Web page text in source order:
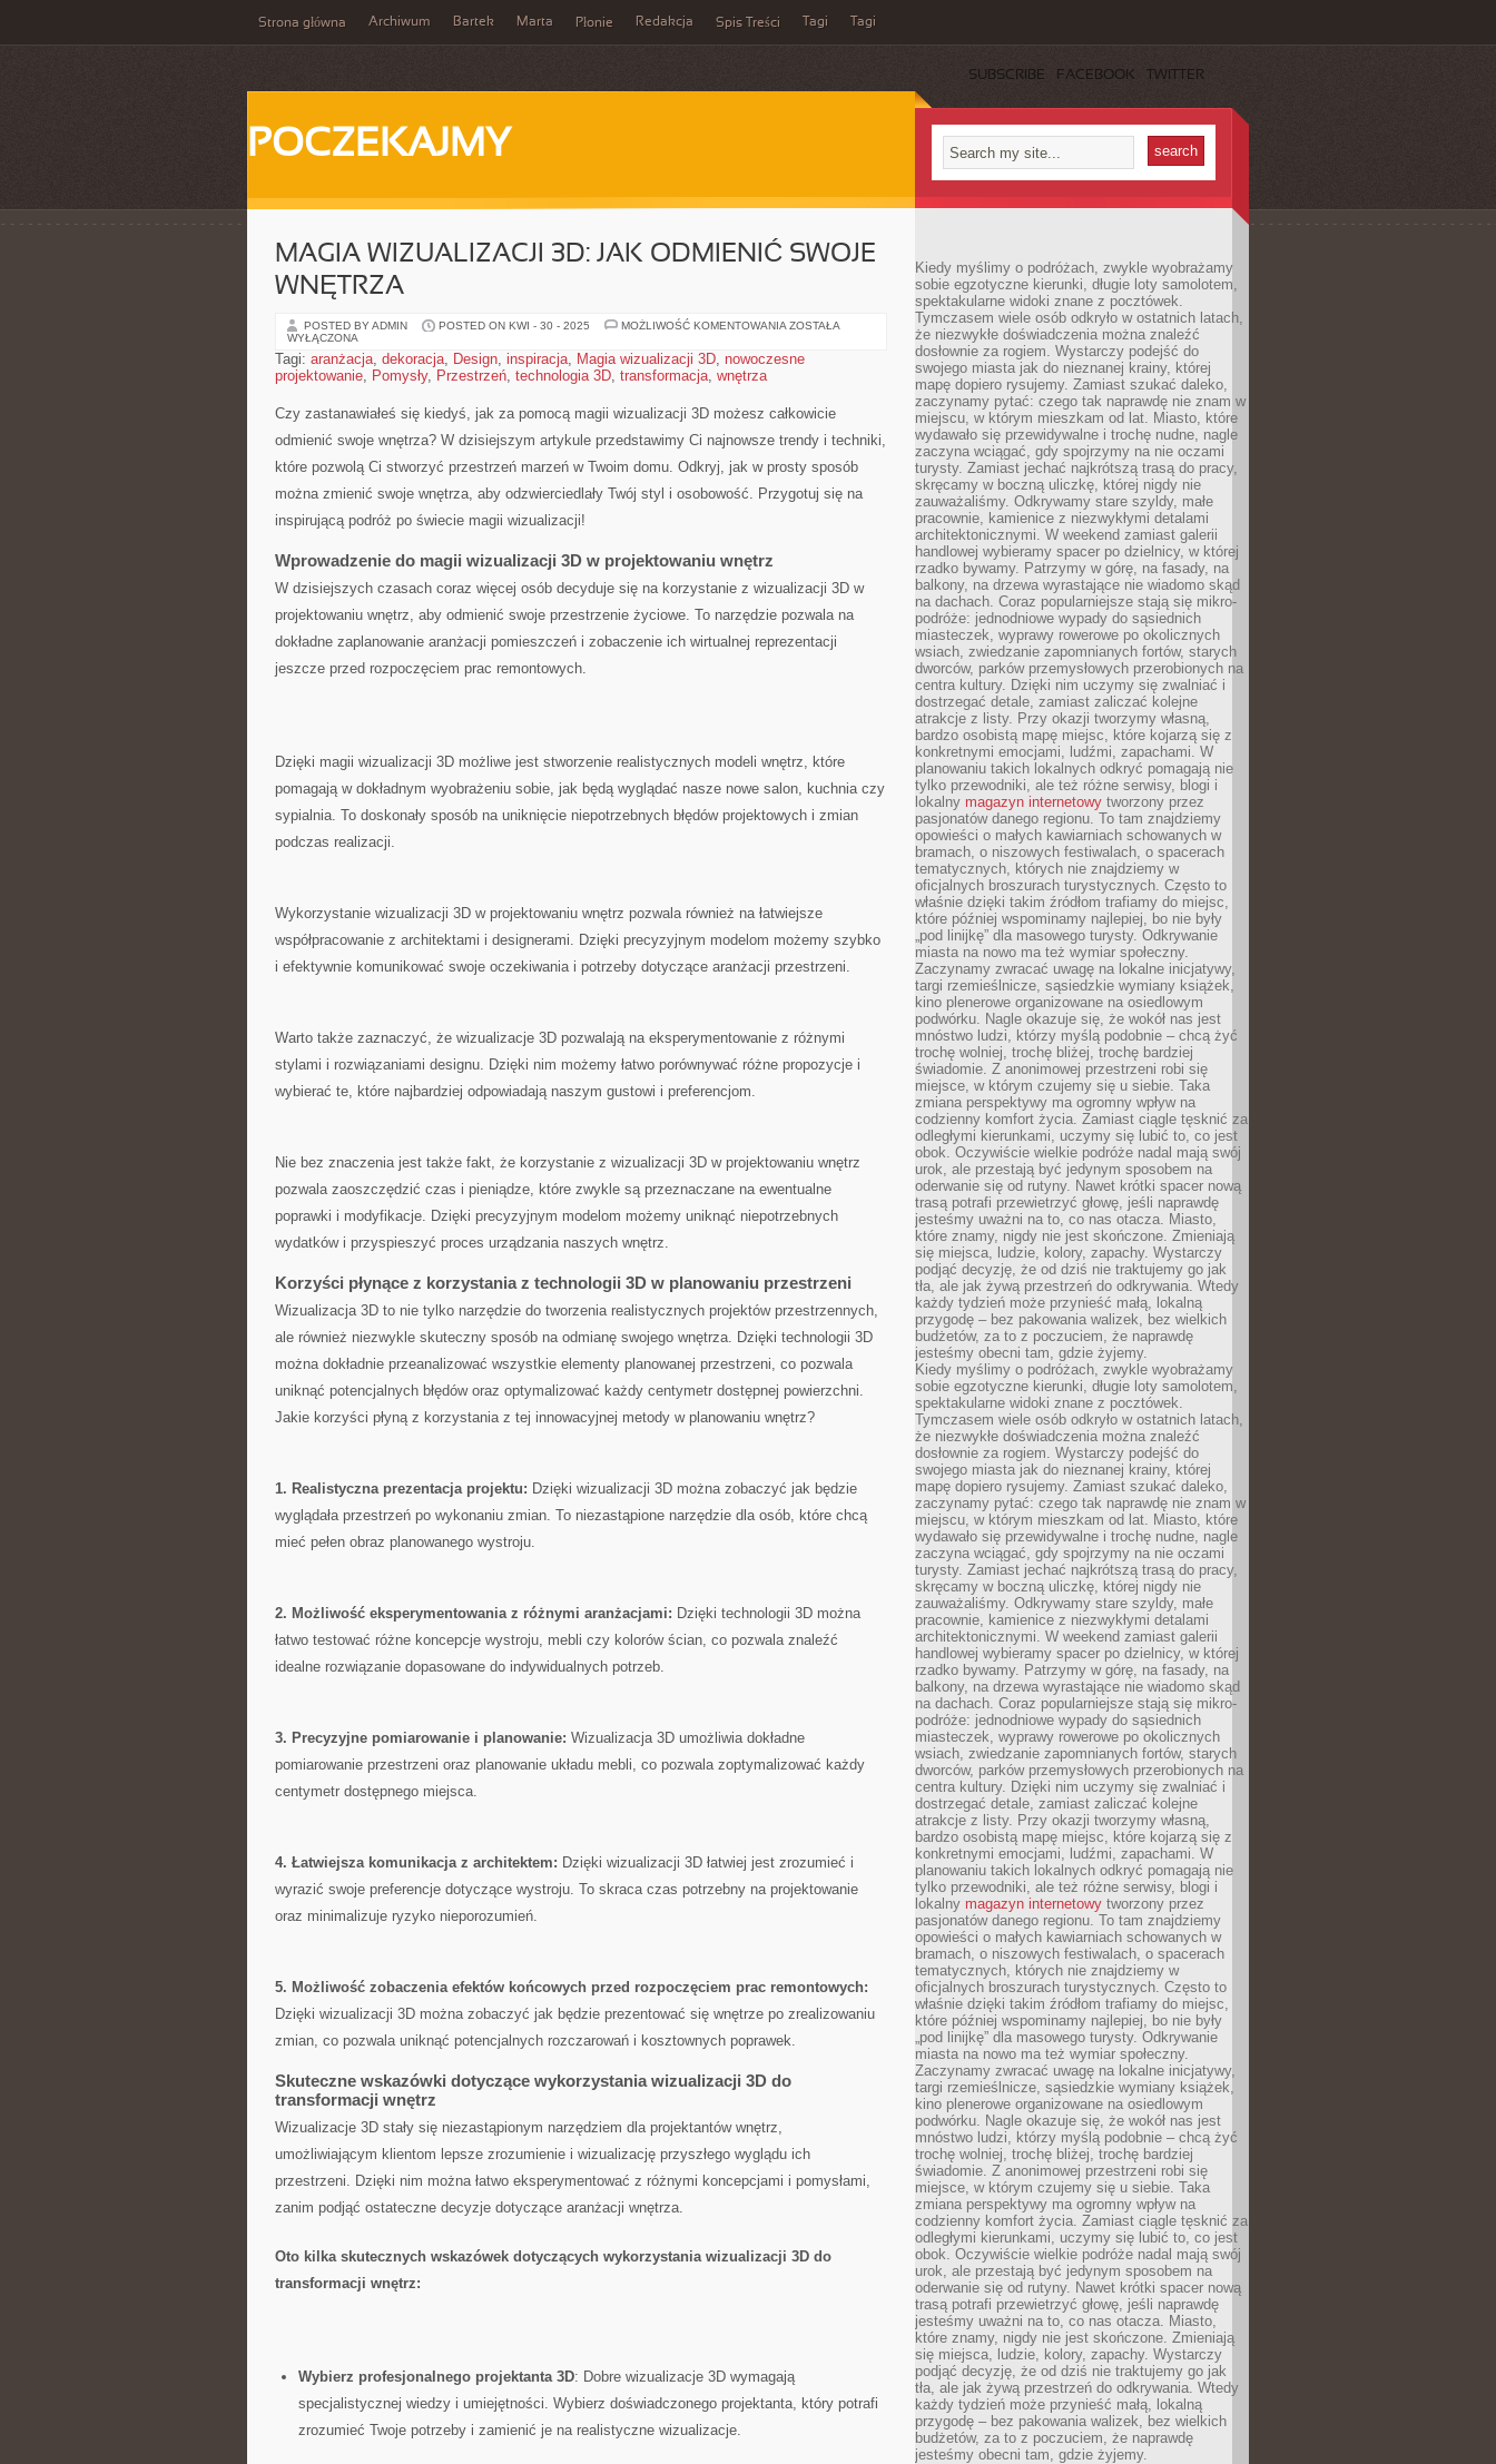
Strona główna Archiwum Bartek Marta Płonie Redakcja Spis Treści Tagi Tagi
SUBSCRIBE FACEBOOK TWITTER
POCZEKAJMY
MAGIA WIZUALIZACJI 3D: JAK ODMIENIĆ SWOJE
WNĘTRZA
POSTED BY ADMIN POSTED ON KWI - 30 - 2025 MOŻLIWOŚĆ KOMENTOWANIA MAGIA
JAK
ZOSTAŁA
WYŁĄCZONA
Tagi: aranżacja, dekoracja, Design, inspiracja, Magia wizualizacji 3D, nowoczesne
projektowanie, Pomysły, Przestrzeń, technologia 3D, transformacja, wnętrza
Czy zastanawiałeś się kiedyś, jak za pomocą magii wizualizacji 3D możesz całkowicie
odmienić swoje wnętrza? W dzisiejszym artykule przedstawimy Ci najnowsze trendy i techniki,
które pozwolą Ci stworzyć ⁣przestrzeń marzeń w Twoim domu. Odkryj,‌ jak w prosty sposób
można zmienić swoje wnętrza, aby odzwierciedlały Twój styl i osobowość. Przygotuj‌ się na
inspirującą podróż po świecie magii wizualizacji!
Wprowadzenie do magii wizualizacji 3D w projektowaniu wnętrz
W dzisiejszych czasach coraz więcej osób decyduje się na korzystanie z wizualizacji 3D w‍
projektowaniu‌ wnętrz, aby odmienić swoje przestrzenie życiowe. To narzędzie pozwala⁢ na
dokładne zaplanowanie aranżacji ​pomieszczeń i zobaczenie ich wirtualnej⁤ reprezentacji
jeszcze przed rozpoczęciem ​prac remontowych.
Dzięki ⁣magii wizualizacji 3D możliwe jest stworzenie realistycznych modeli wnętrz, które
pomagają w dokładnym wyobrażeniu sobie,⁤ jak będą wyglądać nasze nowe salon, ⁣kuchnia czy
sypialnia. To doskonały⁣ sposób na uniknięcie niepotrzebnych błędów projektowych i zmian
podczas realizacji.
Wykorzystanie‍ wizualizacji 3D w projektowaniu wnętrz ‍pozwala również na łatwiejsze
współpracowanie z architektami i designerami. Dzięki precyzyjnym modelom możemy szybko
i efektywnie komunikować swoje oczekiwania‌ i potrzeby dotyczące aranżacji przestrzeni.
Warto także zaznaczyć, że wizualizacje 3D ‌pozwalają na eksperymentowanie z różnymi​
stylami i rozwiązaniami designu. Dzięki nim możemy łatwo ‌porównywać różne propozycje i
wybierać te, które najbardziej odpowiadają naszym gustowi ⁣i preferencjom.
Nie bez znaczenia jest także fakt, że korzystanie z wizualizacji 3D w projektowaniu wnętrz
pozwala zaoszczędzić czas i pieniądze, które zwykle są ⁣przeznaczane na ewentualne
poprawki i modyfikacje. Dzięki precyzyjnym modelom możemy uniknąć niepotrzebnych
wydatków i przyspieszyć proces urządzania ⁣naszych⁢ wnętrz.
Korzyści płynące ⁤z korzystania z technologii 3D w ​planowaniu przestrzeni
Wizualizacja 3D‍ to nie tylko narzędzie do tworzenia realistycznych projektów przestrzennych,
ale również niezwykle skuteczny sposób na odmianę swojego wnętrza. Dzięki⁣ technologii 3D
można dokładnie przeanalizować wszystkie elementy planowanej przestrzeni, co pozwala
uniknąć potencjalnych błędów oraz optymalizować każdy centymetr dostępnej powierzchni.
Jakie korzyści płyną z korzystania z tej innowacyjnej metody w planowaniu wnętrz?
1. Realistyczna prezentacja projektu: Dzięki wizualizacji 3D można zobaczyć jak będzie
wyglądała przestrzeń po wykonaniu zmian. To niezastąpione narzędzie ‍dla ⁢osób, które chcą
mieć pełen obraz planowanego wystroju.
2. Możliwość eksperymentowania z różnymi aranżacjami: Dzięki technologii 3D⁣ można
łatwo testować różne ‍koncepcje wystroju, mebli czy kolorów ścian, co pozwala znaleźć
idealne rozwiązanie dopasowane do indywidualnych potrzeb.
3. Precyzyjne pomiarowanie i planowanie: Wizualizacja ‍3D umożliwia dokładne⁤
pomiarowanie przestrzeni oraz planowanie układu mebli, co pozwala zoptymalizować każdy
centymetr dostępnego miejsca.
4. Łatwiejsza komunikacja z architektem: Dzięki ‍wizualizacji 3D​ łatwiej jest zrozumieć ⁢i
wyrazić swoje preferencje dotyczące ‍wystroju. To skraca czas⁤ potrzebny na projektowanie
oraz minimalizuje ryzyko⁣ nieporozumień.
5. Możliwość zobaczenia efektów końcowych przed rozpoczęciem prac​ remontowych:
Dzięki wizualizacji 3D można zobaczyć ⁣jak⁣ będzie prezentować się wnętrze po zrealizowaniu
zmian, co pozwala uniknąć potencjalnych rozczarowań i kosztownych poprawek.
Skuteczne wskazówki dotyczące wykorzystania wizualizacji 3D do
transformacji wnętrz
Wizualizacje 3D stały ‌się niezastąpionym narzędziem dla ‍projektantów wnętrz,
umożliwiającym klientom lepsze zrozumienie i wizualizację przyszłego wyglądu ich
przestrzeni. Dzięki nim można łatwo eksperymentować z różnymi koncepcjami i pomysłami,
zanim podjąć ostateczne decyzje dotyczące aranżacji wnętrza.
Oto kilka skutecznych wskazówek dotyczących⁤ wykorzystania wizualizacji 3D do
‌transformacji wnętrz:
Wybierz profesjonalnego projektanta ​3D: Dobre wizualizacje 3D wymagają
specjalistycznej wiedzy i umiejętności.​ Wybierz doświadczonego projektanta, który potrafi ​
zrozumieć Twoje potrzeby i zamienić je na realistyczne wizualizacje.
Kiedy myślimy o podróżach, zwykle wyobrażamy
sobie egzotyczne kierunki, długie loty samolotem,
spektakularne widoki znane z pocztówek.
Tymczasem wiele osób odkryło w ostatnich latach,
że niezwykłe doświadczenia można znaleźć
dosłownie za rogiem. Wystarczy podejść do
swojego miasta jak do nieznanej krainy, której
mapę dopiero rysujemy. Zamiast szukać daleko,
zaczynamy pytać: czego tak naprawdę nie znam w
miejscu, w którym mieszkam od lat. Miasto, które
wydawało się przewidywalne i trochę nudne, nagle
zaczyna wciągać, gdy spojrzymy na nie oczami
turysty. Zamiast jechać najkrótszą trasą do pracy,
skręcamy w boczną uliczkę, której nigdy nie
zauważaliśmy. Odkrywamy stare szyldy, małe
pracownie, kamienice z niezwykłymi detalami
architektonicznymi. W weekend zamiast galerii
handlowej wybieramy spacer po dzielnicy, w której
rzadko bywamy. Patrzymy w górę, na fasady, na
balkony, na drzewa wyrastające nie wiadomo skąd
na dachach. Coraz popularniejsze stają się mikro-
podróże: jednodniowe wypady do sąsiednich
miasteczek, wyprawy rowerowe po okolicznych
wsiach, zwiedzanie zapomnianych fortów, starych
dworców, parków przemysłowych przerobionych na
centra kultury. Dzięki nim uczymy się zwalniać i
dostrzegać detale, zamiast zaliczać kolejne
atrakcje z listy. Przy okazji tworzymy własną,
bardzo osobistą mapę miejsc, które kojarzą się z
konkretnymi emocjami, ludźmi, zapachami. W
planowaniu takich lokalnych odkryć pomagają nie
tylko przewodniki, ale też różne serwisy, blogi i
lokalny magazyn internetowy tworzony przez
pasjonatów danego regionu. To tam znajdziemy
opowieści o małych kawiarniach schowanych w
bramach, o niszowych festiwalach, o spacerach
tematycznych, których nie znajdziemy w
oficjalnych broszurach turystycznych. Często to
właśnie dzięki takim źródłom trafiamy do miejsc,
które później wspominamy najlepiej, bo nie były
„pod linijkę” dla masowego turysty. Odkrywanie
miasta na nowo ma też wymiar społeczny.
Zaczynamy zwracać uwagę na lokalne inicjatywy,
targi rzemieślnicze, sąsiedzkie wymiany książek,
kino plenerowe organizowane na osiedlowym
podwórku. Nagle okazuje się, że wokół nas jest
mnóstwo ludzi, którzy myślą podobnie – chcą żyć
trochę wolniej, trochę bliżej, trochę bardziej
świadomie. Z anonimowej przestrzeni robi się
miejsce, w którym czujemy się u siebie. Taka
zmiana perspektywy ma ogromny wpływ na
codzienny komfort życia. Zamiast ciągle tęsknić za
odległymi kierunkami, uczymy się lubić to, co jest
obok. Oczywiście wielkie podróże nadal mają swój
urok, ale przestają być jedynym sposobem na
oderwanie się od rutyny. Nawet krótki spacer nową
trasą potrafi przewietrzyć głowę, jeśli naprawdę
jesteśmy uważni na to, co nas otacza. Miasto,
które znamy, nigdy nie jest skończone. Zmieniają
się miejsca, ludzie, kolory, zapachy. Wystarczy
podjąć decyzję, że od dziś nie traktujemy go jak
tła, ale jak żywą przestrzeń do odkrywania. Wtedy
każdy tydzień może przynieść małą, lokalną
przygodę – bez pakowania walizek, bez wielkich
budżetów, za to z poczuciem, że naprawdę
jesteśmy obecni tam, gdzie żyjemy.
Kiedy myślimy o podróżach, zwykle wyobrażamy
sobie egzotyczne kierunki, długie loty samolotem,
spektakularne widoki znane z pocztówek.
Tymczasem wiele osób odkryło w ostatnich latach,
że niezwykłe doświadczenia można znaleźć
dosłownie za rogiem. Wystarczy podejść do
swojego miasta jak do nieznanej krainy, której
mapę dopiero rysujemy. Zamiast szukać daleko,
zaczynamy pytać: czego tak naprawdę nie znam w
miejscu, w którym mieszkam od lat. Miasto, które
wydawało się przewidywalne i trochę nudne, nagle
zaczyna wciągać, gdy spojrzymy na nie oczami
turysty. Zamiast jechać najkrótszą trasą do pracy,
skręcamy w boczną uliczkę, której nigdy nie
zauważaliśmy. Odkrywamy stare szyldy, małe
pracownie, kamienice z niezwykłymi detalami
architektonicznymi. W weekend zamiast galerii
handlowej wybieramy spacer po dzielnicy, w której
rzadko bywamy. Patrzymy w górę, na fasady, na
balkony, na drzewa wyrastające nie wiadomo skąd
na dachach. Coraz popularniejsze stają się mikro-
podróże: jednodniowe wypady do sąsiednich
miasteczek, wyprawy rowerowe po okolicznych
wsiach, zwiedzanie zapomnianych fortów, starych
dworców, parków przemysłowych przerobionych na
centra kultury. Dzięki nim uczymy się zwalniać i
dostrzegać detale, zamiast zaliczać kolejne
atrakcje z listy. Przy okazji tworzymy własną,
bardzo osobistą mapę miejsc, które kojarzą się z
konkretnymi emocjami, ludźmi, zapachami. W
planowaniu takich lokalnych odkryć pomagają nie
tylko przewodniki, ale też różne serwisy, blogi i
lokalny magazyn internetowy tworzony przez
pasjonatów danego regionu. To tam znajdziemy
opowieści o małych kawiarniach schowanych w
bramach, o niszowych festiwalach, o spacerach
tematycznych, których nie znajdziemy w
oficjalnych broszurach turystycznych. Często to
właśnie dzięki takim źródłom trafiamy do miejsc,
które później wspominamy najlepiej, bo nie były
„pod linijkę” dla masowego turysty. Odkrywanie
miasta na nowo ma też wymiar społeczny.
Zaczynamy zwracać uwagę na lokalne inicjatywy,
targi rzemieślnicze, sąsiedzkie wymiany książek,
kino plenerowe organizowane na osiedlowym
podwórku. Nagle okazuje się, że wokół nas jest
mnóstwo ludzi, którzy myślą podobnie – chcą żyć
trochę wolniej, trochę bliżej, trochę bardziej
świadomie. Z anonimowej przestrzeni robi się
miejsce, w którym czujemy się u siebie. Taka
zmiana perspektywy ma ogromny wpływ na
codzienny komfort życia. Zamiast ciągle tęsknić za
odległymi kierunkami, uczymy się lubić to, co jest
obok. Oczywiście wielkie podróże nadal mają swój
urok, ale przestają być jedynym sposobem na
oderwanie się od rutyny. Nawet krótki spacer nową
trasą potrafi przewietrzyć głowę, jeśli naprawdę
jesteśmy uważni na to, co nas otacza. Miasto,
które znamy, nigdy nie jest skończone. Zmieniają
się miejsca, ludzie, kolory, zapachy. Wystarczy
podjąć decyzję, że od dziś nie traktujemy go jak
tła, ale jak żywą przestrzeń do odkrywania. Wtedy
każdy tydzień może przynieść małą, lokalną
przygodę – bez pakowania walizek, bez wielkich
budżetów, za to z poczuciem, że naprawdę
jesteśmy obecni tam, gdzie żyjemy.